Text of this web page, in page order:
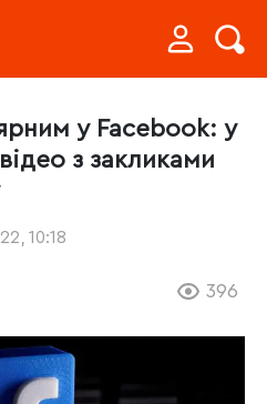
у Facebook: у
з закликами
10:18
396